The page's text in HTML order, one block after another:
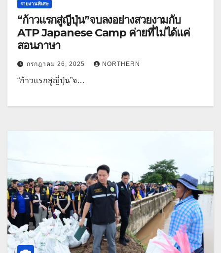
รายงานพิเศษ
“ก้าวแรกสู่ญี่ปุ่น”จบลงอย่างสวยงามกับ
ATP Japanese Camp ค่ายที่ไม่ได้แค่
สอนภาษา
กรกฎาคม 26, 2025 NORTHERN
“ก้าวแรกสู่ญี่ปุ่น”จ…